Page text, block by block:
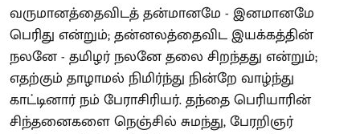
வருமானத்தைவிடத் தன்மானமே - இனமானமே
பெரிது என்றும்; தன்னலத்தைவிட இயக்கத்தின்
நலனே - தமிழர் நலனே தலை சிறந்தது என்றும்;
எதற்கும் தாழாமல் நிமிர்ந்து நின்றே வாழ்ந்து
காட்டினார் நம் பேராசிரியர். தந்தை பெரியாரின்
சிந்தனைகளை நெஞ்சில் சுமந்து, பேரறிஞர்